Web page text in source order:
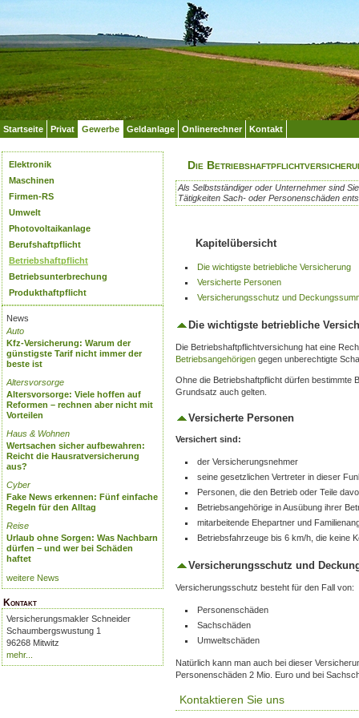
Startseite Privat Gewerbe Geldanlage Onlinerechner Kontakt
Elektronik
Maschinen
Firmen-RS
Umwelt
Photovoltaikanlage
Berufshaftpflicht
Betriebshaftpflicht
Betriebsunterbrechung
Produkthaftpflicht
News
Auto
Kfz-Versicherung: Warum der
günstigste Tarif nicht immer der
beste ist
Altersvorsorge
Altersvorsorge: Viele hoffen auf
Reformen – rechnen aber nicht mit
Vorteilen
Haus & Wohnen
Wertsachen sicher aufbewahren:
Reicht die Hausratversicherung
aus?
Cyber
Fake News erkennen: Fünf einfache
Regeln für den Alltag
Reise
Urlaub ohne Sorgen: Was Nachbarn
dürfen – und wer bei Schäden
haftet
weitere News
Kontakt
Versicherungsmakler Schneider
Schaumbergswustung 1
96268 Mitwitz
mehr...
Die
Als Selbstständiger oder Unternehmer sind
Tätigkeiten Sach- oder Personenschäden
Kapitelübersicht
Die wichtigste betriebliche Versicherung
Versicherte Personen
Versicherungsschutz und
Die wichtigste betriebliche
Die Betriebshaftpflichtversichung hat eine
Betriebsangehörigen gegen unberechtigte
Ohne die Betriebshaftpflicht dürfen bestimmte
Grundsatz auch gelten.
Versicherte Personen
Versichert sind:
der Versicherungsnehmer
seine gesetzlichen Vertreter in dieser
Personen, die den Betrieb oder Teile
Betriebsangehörige in Ausübung ihrer
mitarbeitende Ehepartner und
Betriebsfahrzeuge bis 6 km/h, die keine
Versicherungsschutz und
Versicherungsschutz besteht für den Fall von:
Personenschäden
Sachschäden
Umweltschäden
Natürlich kann man auch bei dieser
Personenschäden 2 Mio. Euro und bei
Kontaktieren Sie uns